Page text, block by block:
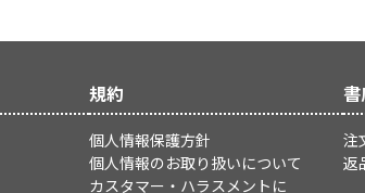
規約
個人情報保護方針
個人情報のお取り扱いについて
カスタマー・ハラスメントに
注
返